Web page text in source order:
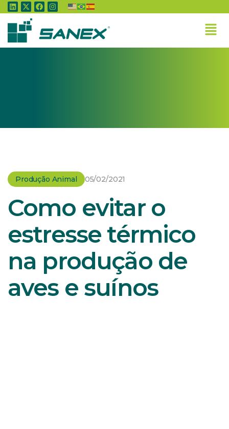
Home » Produção Animal
Como evitar o estresse térmico na produção de aves e
suínos
Produção Animal 05/02/2021
Como evitar o
estresse térmico
na produção de
aves e suínos